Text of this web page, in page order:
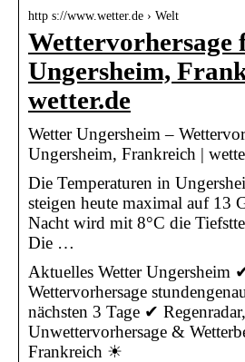
http s://www.wetter.de › Welt
Wettervorhersage
Ungersheim,
wetter.de
Wetter Ungersheim –
Ungersheim, Frankreich |
Die Temperaturen in
steigen heute maximal auf 13
Nacht wird mit 8°C die
Die …
Aktuelles Wetter Ungersheim
Wettervorhersage
nächsten 3 Tage ✔ Regenradar,
Unwettervorhersage &
Frankreich ☀